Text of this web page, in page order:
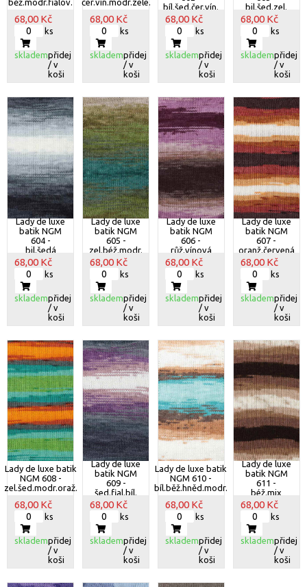
68,00 Kč
ks
skladempřidej
/ v
koši
68,00 Kč
ks
skladempřidej
/ v
koši
bíl.šed.čer.vín.
68,00 Kč
ks
skladempřidej
/ v
koši
bil.šed.zel.
68,00 Kč
ks
skladempřidej
/ v
koši
Lady de luxe
batik NGM
604 -
bil.šedá
68,00 Kč
ks
skladempřidej
/ v
koši
Lady de luxe
batik NGM
605 -
zel.béž.modr.
68,00 Kč
ks
skladempřidej
/ v
koši
Lady de luxe
batik NGM
606 -
růž.vínová
68,00 Kč
ks
skladempřidej
/ v
koši
Lady de luxe
batik NGM
607 -
oranž.červená
68,00 Kč
ks
skladempřidej
/ v
koši
Lady de luxe batik
NGM 608 -
zel.šed.modr.oraž.
68,00 Kč
ks
skladempřidej
/ v
koši
Lady de luxe
batik NGM
609 -
šed.fial.bíl.
68,00 Kč
ks
skladempřidej
/ v
koši
Lady de luxe batik
NGM 610 -
bíl.běž.hněd.modr.
68,00 Kč
ks
skladempřidej
/ v
koši
Lady de luxe
batik NGM
611 -
béž.mix
68,00 Kč
ks
skladempřidej
/ v
koši